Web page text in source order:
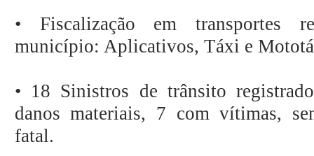
• Fiscalização em transportes
município: Aplicativos, Táxi e
• 18 Sinistros de trânsito
danos materiais, 7 com vítimas,
fatal.